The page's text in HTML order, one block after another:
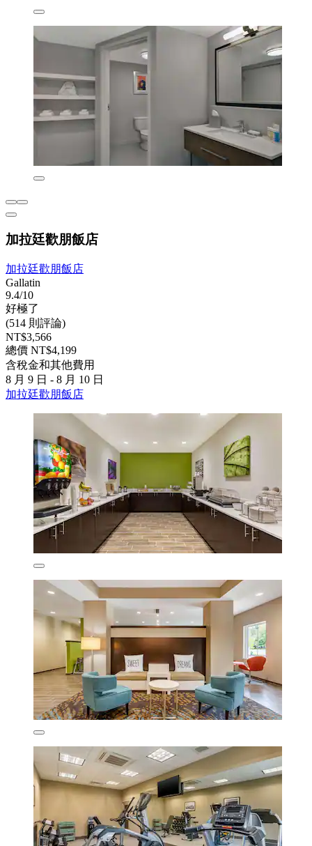
加拉廷歡朋飯店
加拉廷歡朋飯店
Gallatin
9.4/10
好極了
(514 則評論)
NT$3,566
總價 NT$4,199
含稅金和其他費用
8 月 9 日 - 8 月 10 日
加拉廷歡朋飯店